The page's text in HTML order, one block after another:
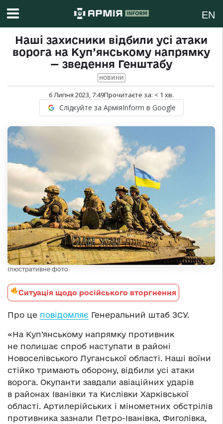
EN
Наші захисники відбили усі атаки
ворога на Куп’янському напрямку
— зведення Генштабу
НОВИНИ
6 Липня 2023, 7:49Прочитаєте за: < 1 хв.
Слідкуйте за АрміяInform в Google
Ілюстративне фото
Ситуація щодо російського вторгнення
Про це повідомляє Генеральний штаб ЗСУ.
«На Куп’янському напрямку противник
не полишає спроб наступати в районі
Новоселівського Луганської області. Наші воїни
стійко тримають оборону, відбили усі атаки
ворога. Окупанти завдали авіаційних ударів
в районах Іванівки та Кислівки Харківської
області. Артилерійських і мінометних обстрілів
противника зазнали Петро-Іванівка, Фиголівка,